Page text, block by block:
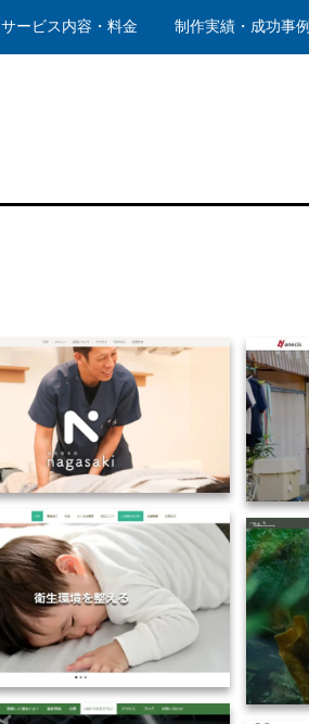
サービス内容・料金 制作実績・成功事例